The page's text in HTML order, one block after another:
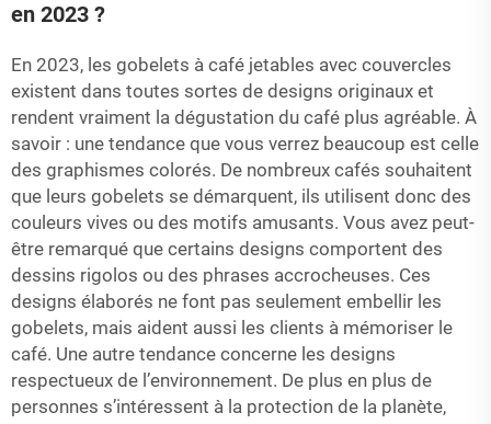
en 2023 ?
En 2023, les gobelets à café jetables avec couvercles
existent dans toutes sortes de designs originaux et
rendent vraiment la dégustation du café plus agréable. À
savoir : une tendance que vous verrez beaucoup est celle
des graphismes colorés. De nombreux cafés souhaitent
que leurs gobelets se démarquent, ils utilisent donc des
couleurs vives ou des motifs amusants. Vous avez peut-
être remarqué que certains designs comportent des
dessins rigolos ou des phrases accrocheuses. Ces
designs élaborés ne font pas seulement embellir les
gobelets, mais aident aussi les clients à mémoriser le
café. Une autre tendance concerne les designs
respectueux de l’environnement. De plus en plus de
personnes s’intéressent à la protection de la planète,